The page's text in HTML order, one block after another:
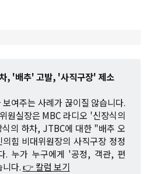
, '배추' 고발, '사직구장' 제소
여주는 사례가 끊이질 않습니다.
원실장은 MBC 라디오 '신장식의
의 하차, JTBC에 대한 "배추 오
힘 비대위원장의 사직구장 정정
. 누가 누구에게 '공정, 객관, 편
다.👉 칼럼 보기